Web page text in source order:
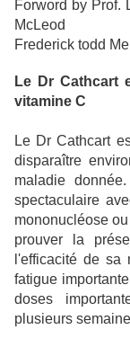
Forword by Prof.
McLeod
Frederick todd
Le Dr Cathcart
vitamine C
Le Dr Cathcart
disparaître
maladie
spectaculaire
mononucléose
prouver la
l'efficacité de sa
fatigue
doses
plusieurs